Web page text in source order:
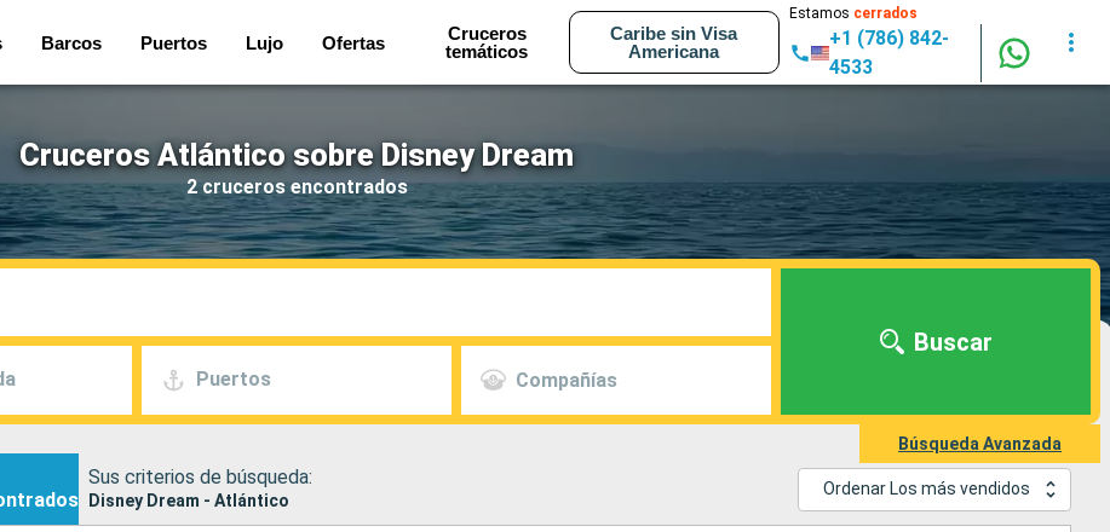
Barcos Puertos Lujo Ofertas
Cruceros
temáticos
Caribe sin Visa
Americana
Estamos cerrados
+1 (786) 842-
4533
Cruceros Atlántico sobre Disney Dream
2 cruceros encontrados
Puertos Compañías
Buscar
Búsqueda Avanzada
Sus criterios de búsqueda:
Disney Dream - Atlántico
Ordenar Los más vendidos